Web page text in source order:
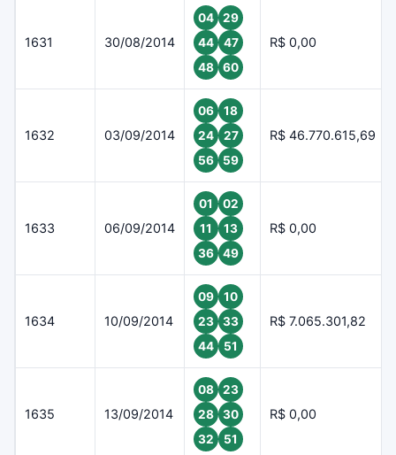
1631 30/08/2014
04
29
44
47
48
60
R$ 0,00
1632 03/09/2014
06
18
24
27
56
59
R$ 46.770.615,69
1633 06/09/2014
01
02
11
13
36
49
R$ 0,00
1634 10/09/2014
09
10
23
33
44
51
R$ 7.065.301,82
1635 13/09/2014
08
23
28
30
32
51
R$ 0,00